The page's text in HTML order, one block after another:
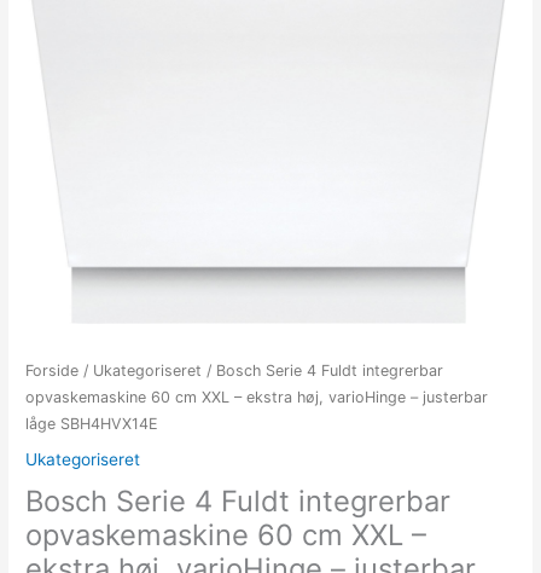
Forside / Ukategoriseret / Bosch Serie 4 Fuldt integrerbar
opvaskemaskine 60 cm XXL – ekstra høj, varioHinge – justerbar
låge SBH4HVX14E
Ukategoriseret
Bosch Serie 4 Fuldt integrerbar
opvaskemaskine 60 cm XXL –